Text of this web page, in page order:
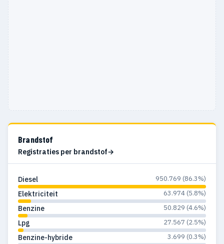
Brandstof
Registraties per brandstof
Diesel 950.769 (86.3%)
Elektriciteit 63.974 (5.8%)
Benzine 50.829 (4.6%)
Lpg 27.567 (2.5%)
Benzine-hybride 3.699 (0.3%)